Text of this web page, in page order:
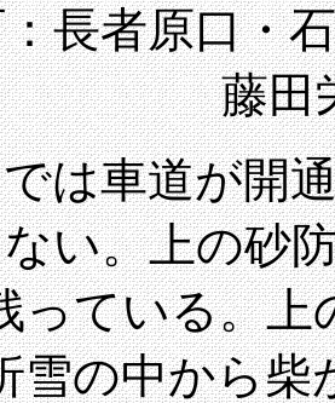
長者原口・
藤田
は車道が開
い。上の砂
っている。
雪の中から